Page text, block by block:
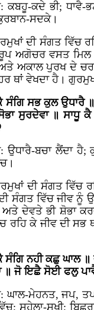
ਕਬਹੂ-ਕਦੇ ਭੀ;
ਸਦਕੇ।
ਦੀ ਸੰਗਤ ਵਿੱਚ
ਰੂਪ ਅਗੋਚਰ ਵਸਤ
ਅਕਾਲ ਪੁਰਖ ਦੇ
ਥਾਂ ਵੇਖਦਾ ਹੈ।
ਸੰਗਿ ਸਭ ਕੁਲ ਉਧਾਰੈ
ਸੁਰਦੇਵਾ ॥ ਸਾਧੂ
ਬਚਾ ਲੈਂਦਾ ਹੈ;
ਦੀ ਸੰਗਤ ਵਿੱਚ
ਸੰਗਤ ਵਿੱਚ ਜੀਵ ਨੂੰ
ਅਤੇ ਦੇਵਤੇ ਭੀ ਸ਼ੋਭਾ
ਰਹਿ ਕੇ ਜੀਵ ਦੀ
ਸੰਗਿ ਨਹੀ ਕਛੁ ਘਾਲ
॥ ਜੋ ਇਛੈ ਸੋਈ ਫਲੁ
ਘਾਲ-ਮੇਹਨਤ, ਜਪ,
ਸੁਹੇਲਾ-ਸੁਖੀ;